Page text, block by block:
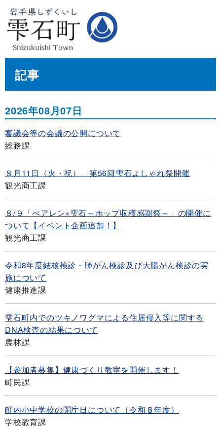
記事
2026年08月07日
審議会等の会議の公開について
総務課
８月11日（火・祝） 第56回雫石よしゃれ祭開催
観光商工課
８/９「べアレン×雫石～ホップ収穫感謝祭～」の開催に
ついて【イベント企画追加！】
観光商工課
令和8年度結核検診・肺がん検診及び大腸がん検診の実
施について
健康推進課
雫石町内でのツキノワグマによる住居侵入等に関する
DNA検査の結果について
農林課
【参加者募集】健康づくり教室を開催します！
町民課
町内小中学校の閉庁日について（令和８年度）
学校教育課